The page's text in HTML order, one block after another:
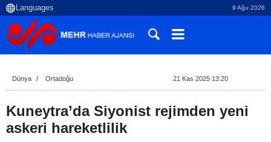
9 Ağu 2026
Dünya Ortadoğu 21 Kas 2025 13:20
Kuneytra’da Siyonist rejimden yeni
askeri hareketlilik